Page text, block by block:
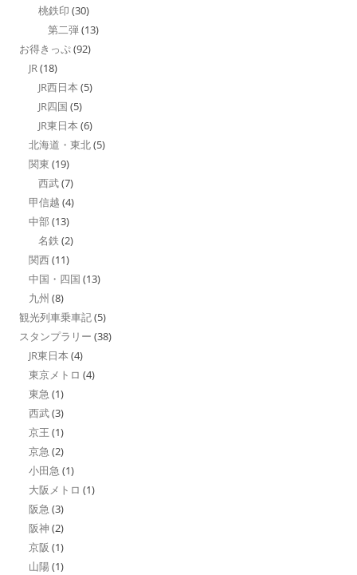
桃鉄印 (30)
第二弾(13)
お得きっぷ(92)
JR(18)
JR西日本 (5)
JR四国 (5)
JR東日本 (6)
北海道・東北(5)
関東 (19)
西武(7)
甲信越 (4)
中部 (13)
名鉄 (2)
関西(11)
中国・四国 (13)
九州 (8)
観光列車乗車記(5)
スタンプラリー (38)
JR東日本 (4)
東京メトロ (4)
東急 (1)
西武(3)
京王 (1)
京急 (2)
小田急 (1)
大阪メトロ (1)
阪急 (3)
阪神 (2)
京阪 (1)
山陽 (1)